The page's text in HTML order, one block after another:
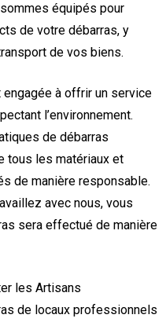
équipés pour
de votre débarras, y
de vos biens.
à offrir un service
l’environnement.
de débarras
tous les matériaux et
de manière responsable.
avec nous, vous
sera effectué de manière
les Artisans
de locaux professionnels